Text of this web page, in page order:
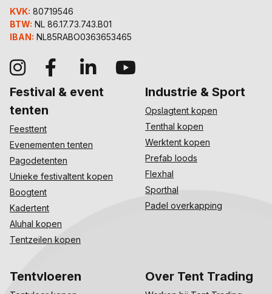
KVK: 80719546
BTW: NL 86.17.73.743.B01
IBAN: NL85RABO0363653465
Festival & event
tenten
Feesttent
Evenementen tenten
Pagodetenten
Unieke festivaltent kopen
Boogtent
Kadertent
Aluhal kopen
Tentzeilen kopen
Industrie & Sport
Opslagtent kopen
Tenthal kopen
Werktent kopen
Prefab loods
Flexhal
Sporthal
Padel overkapping
Tentvloeren Over Tent Trading